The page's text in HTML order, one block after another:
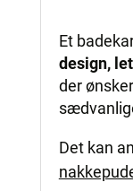
Et
design,
der
Det kan